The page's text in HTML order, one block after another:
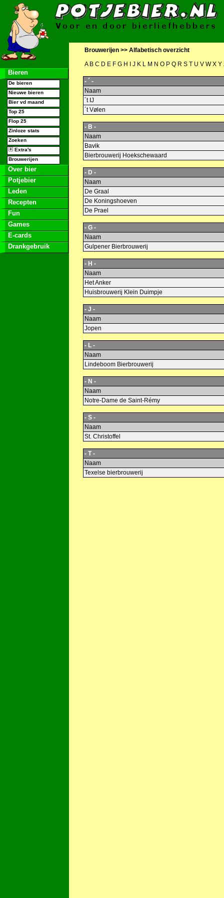
Bieren
De bieren
Nieuwe bieren
Bier vd maand
Top 25
Flop 25
Zinloze stats
Zoeken
Extra's
Brouwerijen
Over bier
Potjebier
Leden
Recepten
Fun
Games
E-cards
Drankgebruik
Brouwerijen >> Alfabetisch overzicht
A B C D E F G H J K L M N O P Q R S T U V W X Y
- ´ -
Naam
´t IJ
´t Vølen
- B -
Naam
Bavik
Bierbrouwerij Hoekschewaard
- D -
Naam
De Graal
De Koningshoeven
De Prael
- G -
Naam
Gulpener Bierbrouwerij
- H -
Naam
Het Anker
Huisbrouwerij Klein Duimpje
- J -
Naam
Jopen
- L -
Naam
Lindeboom Bierbrouwerij
- N -
Naam
Notre-Dame de Saint-Rémy
- S -
Naam
St. Christoffel
- T -
Naam
Texelse bierbrouwerij